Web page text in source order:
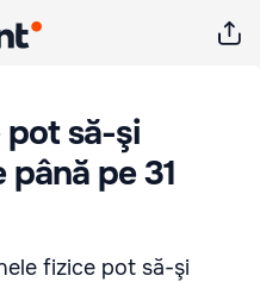
pot să-şi
pe 31
fizice pot să-şi